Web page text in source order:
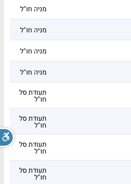
מניה חו"ל
מניה חו"ל
מניה חו"ל
מניה חו"ל
תעודת סל
חו"ל
תעודת סל
חו"ל
תעודת סל
חו"ל
תעודת סל
חו"ל